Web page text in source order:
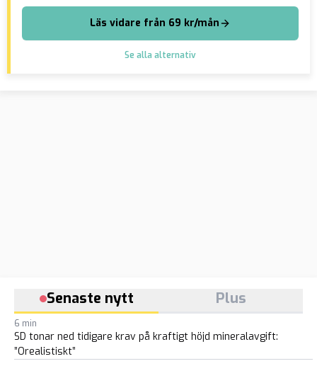
Läs vidare från 69 kr/mån
Se alla alternativ
Senaste nytt Plus
6 min
SD tonar ned tidigare krav på kraftigt höjd mineralavgift:
”Orealistiskt”